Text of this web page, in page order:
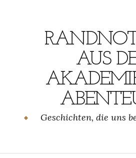
AUS
Geschichten, die uns